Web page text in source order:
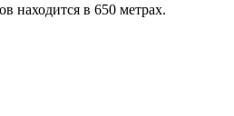
находится в 650 метрах.